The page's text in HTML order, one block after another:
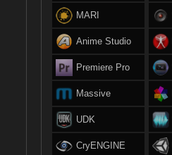
MARI
Anime Studio
Premiere Pro
Massive
UDK
CryENGINE